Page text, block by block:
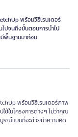
พร้อมวิธีเรนเดอร์
ปจนถึงขั้นตอนการนำไป
มีพื้นฐานมาก่อน
พร้อมวิธีเรนเดอร์ภาพ
ช้ในโครงการต่างๆ ไม่ว่าคุณ
รณ์แบบที่จะช่วยนำความคิด